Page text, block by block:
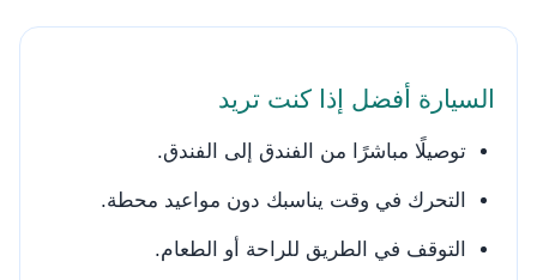
السيارة أفضل إذا كنت تريد
توصيلًا مباشرًا من الفندق إلى الفندق.
التحرك في وقت يناسبك دون مواعيد محطة.
التوقف في الطريق للراحة أو الطعام.